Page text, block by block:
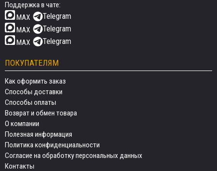
Поддержка в чате:
MAX
Telegram
MAX Telegram
MAX Telegram
ПОКУПАТЕЛЯМ
Как оформить заказ
Способы доставки
Способы оплаты
Возврат и обмен товара
О компании
Полезная информация
Политика конфиденциальности
Согласие на обработку персональных данных
Контакты